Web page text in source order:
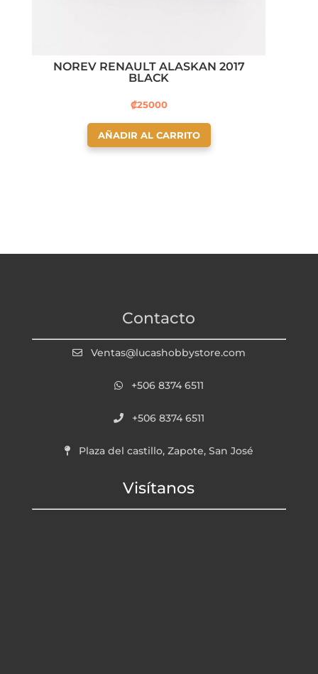
NOREV RENAULT ALASKAN 2017
BLACK
₡25000
AÑADIR AL CARRITO
Contacto
Ventas@lucashobbystore.com
+506 8374 6511
+506 8374 6511
Plaza del castillo, Zapote, San José
Visítanos